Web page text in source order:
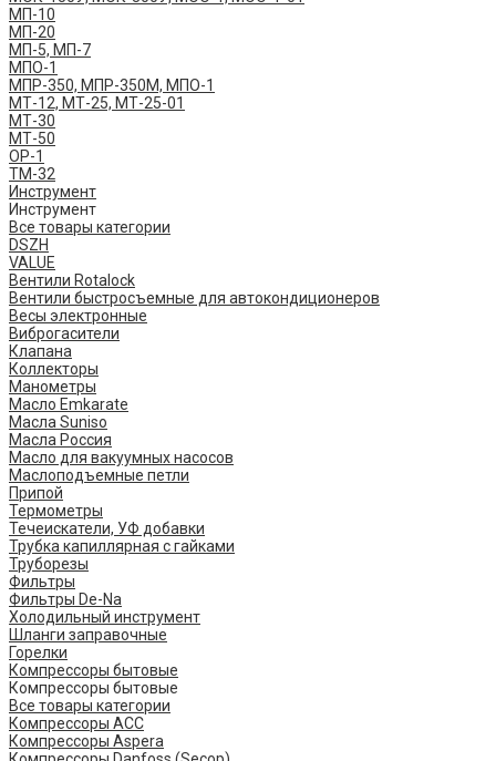
МП-10
МП-20
МП-5, МП-7
МПО-1
МПР-350, МПР-350М, МПО-1
МТ-12, МТ-25, МТ-25-01
МТ-30
МТ-50
ОР-1
ТМ-32
Инструмент
Инструмент
Все товары категории
DSZH
VALUE
Вентили Rotalock
Вентили быстросъемные для автокондиционеров
Весы электронные
Виброгасители
Клапана
Коллекторы
Манометры
Масло Emkarate
Масла Suniso
Масла Россия
Масло для вакуумных насосов
Маслоподъемные петли
Припой
Термометры
Течеискатели, УФ добавки
Трубка капиллярная с гайками
Труборезы
Фильтры
Фильтры De-Na
Холодильный инструмент
Шланги заправочные
Горелки
Компрессоры бытовые
Компрессоры бытовые
Все товары категории
Компрессоры ACC
Компрессоры Aspera